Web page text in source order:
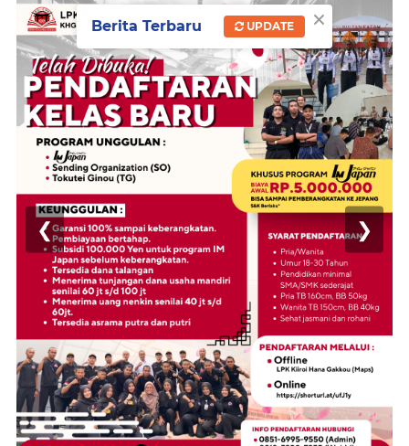
❮ ❯
×
Berita Terbaru UPDATE